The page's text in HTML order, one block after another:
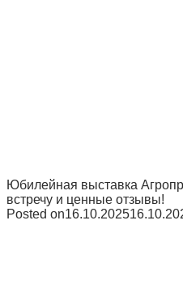
Юбилейная выставка
встречу и ценные отзывы!
Posted on16.10.2025